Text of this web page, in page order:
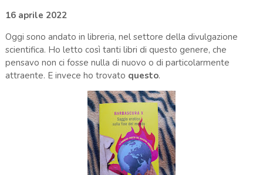
16 aprile 2022
Oggi sono andato in libreria, nel settore della divulgazione
scientifica. Ho letto così tanti libri di questo genere, che
pensavo non ci fosse nulla di nuovo o di particolarmente
attraente. E invece ho trovato questo.